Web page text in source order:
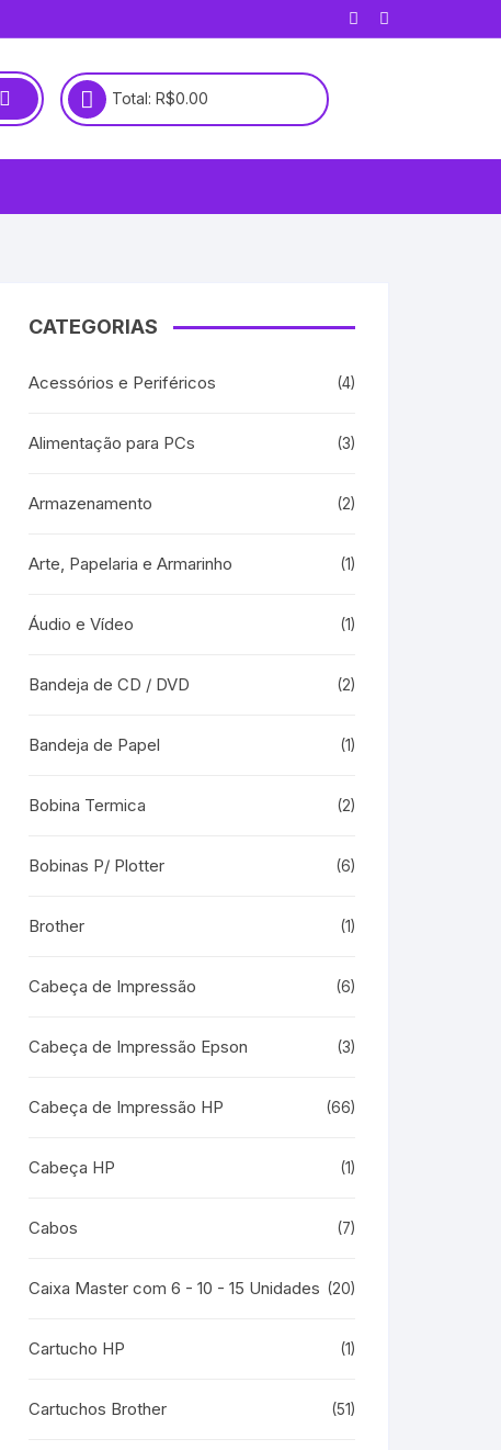
Total: R$0.00
CATEGORIAS
Acessórios e Periféricos (4)
Alimentação para PCs (3)
Armazenamento (2)
Arte, Papelaria e Armarinho (1)
Áudio e Vídeo (1)
Bandeja de CD / DVD (2)
Bandeja de Papel (1)
Bobina Termica (2)
Bobinas P/ Plotter (6)
Brother (1)
Cabeça de Impressão (6)
Cabeça de Impressão Epson (3)
Cabeça de Impressão HP (66)
Cabeça HP (1)
Cabos (7)
Caixa Master com 6 - 10 - 15 Unidades (20)
Cartucho HP (1)
Cartuchos Brother (51)